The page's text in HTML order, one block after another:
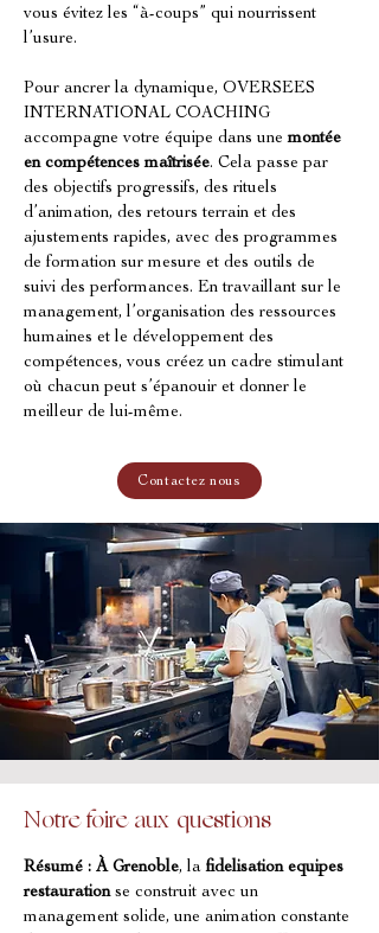
vous évitez les “à-coups” qui nourrissent
l’usure.
Pour ancrer la dynamique, OVERSEES
INTERNATIONAL COACHING
accompagne votre équipe dans une montée
en compétences maîtrisée. Cela passe par
des objectifs progressifs, des rituels
d’animation, des retours terrain et des
ajustements rapides, avec des programmes
de formation sur mesure et des outils de
suivi des performances. En travaillant sur le
management, l’organisation des ressources
humaines et le développement des
compétences, vous créez un cadre stimulant
où chacun peut s’épanouir et donner le
meilleur de lui-même.
Contactez nous
Notre foire aux questions
Résumé : À Grenoble, la fidelisation equipes
restauration se construit avec un
management solide, une animation constante